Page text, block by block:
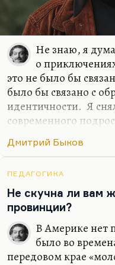
Не знаю, я
о
это не было бы
было бы связано с
идентичности. Я
современного
отвоевать себе
сожалению,
России в
ведь обычно
идентичности,
неинтересна. Людей
совместить,
Дмитрий Быков
ПЕДАГОГИКА
Не скучна ли вам
провинции?
В Америке нет
было во
передовом крае